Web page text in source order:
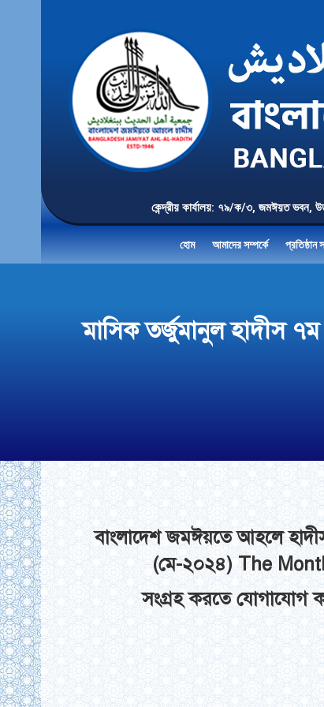
কেন্দ্রীয় কার্যালয়: ৭৯/ক/৩, জমঈয়ত
হোম আমাদের সম্পর্কে প্রতিষ্ঠান
মাসিক তর্জুমানুল হাদীস
বাংলাদেশ জমঈয়তে আহলে
(মে-২০২৪) The
সংগ্রহ করতে